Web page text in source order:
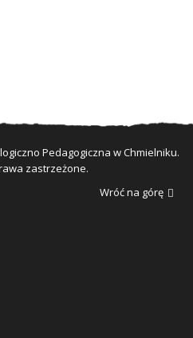
Pedagogiczna w Chmielniku.
zastrzeżone.
Wróć na górę